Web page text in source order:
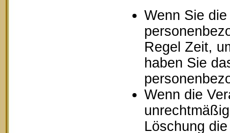
Wenn Sie
Regel Zeit,
haben Sie
Wenn die
Löschung